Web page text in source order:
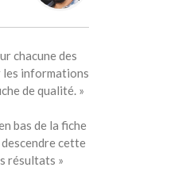
chacune des
les informations
de qualité. »
bas de la fiche
cette
résultats »